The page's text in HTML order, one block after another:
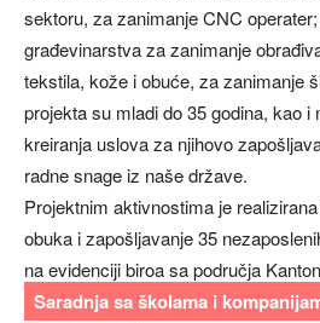
sektoru, za zanimanje CNC
građevinarstva za zanimanje
tekstila, kože i obuće, za zanimanje
projekta su mladi do 35 godina, kao i
kreiranja uslova za njihovo
radne snage iz naše države.
Projektnim aktivnostima je
obuka i zapošljavanje 35
na evidenciji biroa sa područja
Saradnja sa školama i